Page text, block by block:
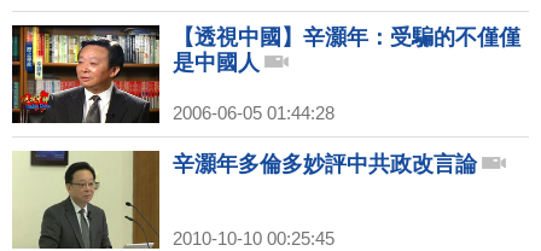
【透視中國】辛灝年：受騙的不僅僅
是中國人
2006-06-05 01:44:28
辛灝年多倫多妙評中共政改言論
2010-10-10 00:25:45